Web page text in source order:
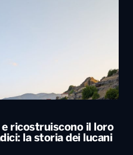
ricostruiscono il loro
la storia dei lucani